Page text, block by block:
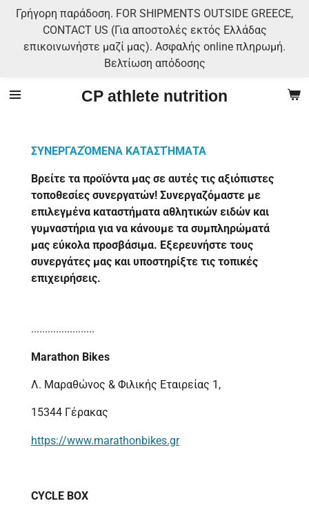
Skip
main
CP athlete nutrition
Γρήγορη παράδοση. FOR SHIPMENTS OUTSIDE GREECE,
CONTACT US (Για αποστολές εκτός Ελλάδας
επικοινωνήστε μαζί μας). Ασφαλής online πληρωμή.
Βελτίωση απόδοσης
ΣΥΝΕΡΓΑΖΌΜΕΝΑ ΚΑΤΑΣΤΉΜΑΤΑ
Βρείτε τα προϊόντα μας σε αυτές τις αξιόπιστες
τοποθεσίες συνεργατών! Συνεργαζόμαστε με
επιλεγμένα καταστήματα αθλητικών ειδών και
γυμναστήρια για να κάνουμε τα συμπληρώματά
μας εύκολα προσβάσιμα. Εξερευνήστε τους
συνεργάτες μας και υποστηρίξτε τις τοπικές
επιχειρήσεις.
.......................
Marathon Bikes
Λ. Μαραθώνος & Φιλικής Εταιρείας 1,
15344 Γέρακας
https://www.marathonbikes.gr
CYCLE BOX